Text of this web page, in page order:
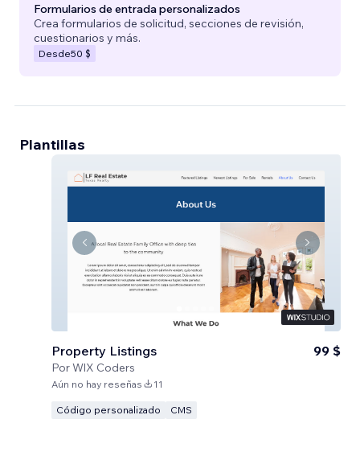
Formularios de entrada personalizados
Crea formularios de solicitud, secciones de revisión,
cuestionarios y más.
Desde50 $
Plantillas
Property Listings
PorWlX Coders
99 $
Aún no hay reseñas 11
Código personalizado CMS